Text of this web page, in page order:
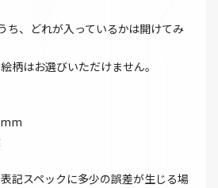
ち、どれが入っているかは開けてみ
柄はお選びいただけません。
記スペックに多少の誤差が生じる場